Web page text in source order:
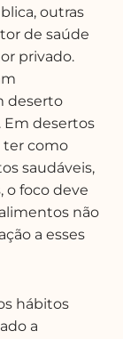
outras
de saúde
privado.
deserto
desertos
ter como
saudáveis,
o foco deve
não
a esses
hábitos
a